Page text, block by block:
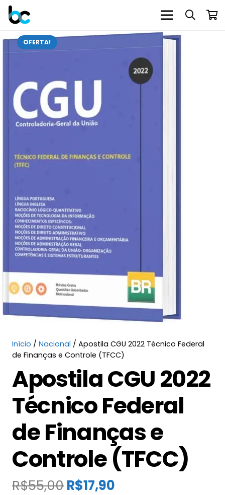
OFERTA!
Início / Nacional / Apostila CGU 2022 Técnico Federal
de Finanças e Controle (TFCC)
Apostila CGU 2022
Técnico Federal
de Finanças e
Controle (TFCC)
R$55,00O
R$17,90